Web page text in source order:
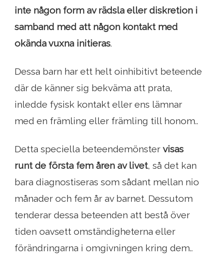
inte någon form av rädsla eller diskretion i
samband med att någon kontakt med
okända vuxna initieras.
Dessa barn har ett helt oinhibitivt beteende
där de känner sig bekväma att prata,
inledde fysisk kontakt eller ens lämnar
med en främling eller främling till honom..
Detta speciella beteendemönster visas
runt de första fem åren av livet, så det kan
bara diagnostiseras som sådant mellan nio
månader och fem år av barnet. Dessutom
tenderar dessa beteenden att bestå över
tiden oavsett omständigheterna eller
förändringarna i omgivningen kring dem..